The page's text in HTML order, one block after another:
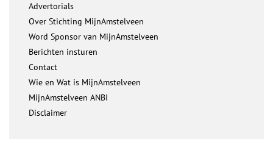
Advertorials
Over Stichting MijnAmstelveen
Word Sponsor van MijnAmstelveen
Berichten insturen
Contact
Wie en Wat is MijnAmstelveen
MijnAmstelveen ANBI
Disclaimer